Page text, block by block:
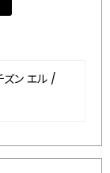
ズン エル /